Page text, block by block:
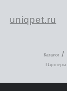
uniqpet.ru
Каталог /
Партнёры